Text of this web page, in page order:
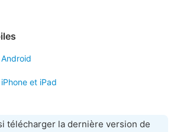
et iPad
télécharger la dernière version de